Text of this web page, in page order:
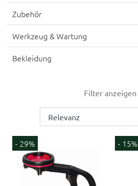
Zubehör
Werkzeug & Wartung
Bekleidung
Filter anzeigen
- 29% - 15%